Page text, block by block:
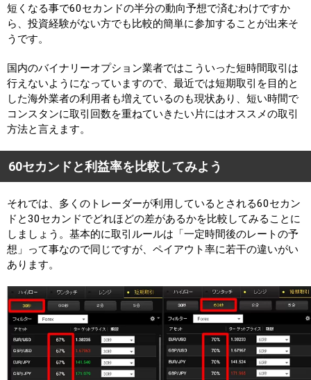
短くなる事で60セカンドの半分の動向予想で済むわけですか
ら、投資経験がない方でも比較的簡単に参加することが出来そ
うです。
国内のバイナリーオプション業者ではこういった短時間取引は
行えないようになっていますので、最近では短期取引を目的と
した海外業者の利用者も増えているのも現状あり、短い時間で
コンスタンに取引回数を重ねていきたい片にはオススメの取引
方法と言えます。
60セカンドと利益率を比較してみよう
それでは、多くのトレーダーが利用しているとされる60セカン
ドと30セカンドでどれほどの差があるかを比較してみることに
しましょう。基本的に取引ルールは「一定時間後のレートの予
想」って事なので同じですが、ペイアウト率に若干の違いがい
あります。